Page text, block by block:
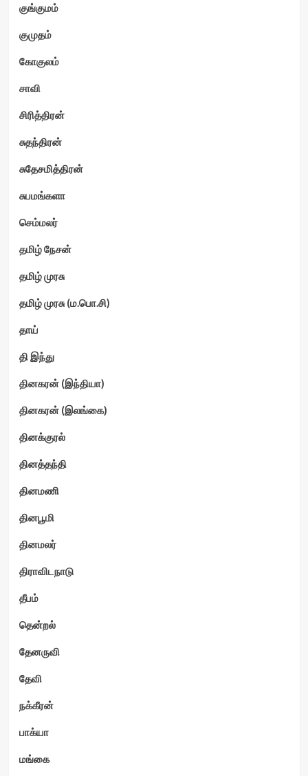
குங்குமம்
குமுதம்
கோகுலம்
சாவி
சிரித்திரன்
சுதந்திரன்
சுதேசமித்திரன்
சுபமங்களா
செம்மலர்
தமிழ் நேசன்
தமிழ் முரசு
தமிழ் முரசு (ம.பொ.சி)
தாய்
தி இந்து
தினகரன் (இந்தியா)
தினகரன் (இலங்கை)
தினக்குரல்
தினத்தந்தி
தினமணி
தினபூமி
தினமலர்
திராவிடநாடு
தீபம்
தென்றல்
தேனருவி
தேவி
நக்கீரன்
பாக்யா
மங்கை